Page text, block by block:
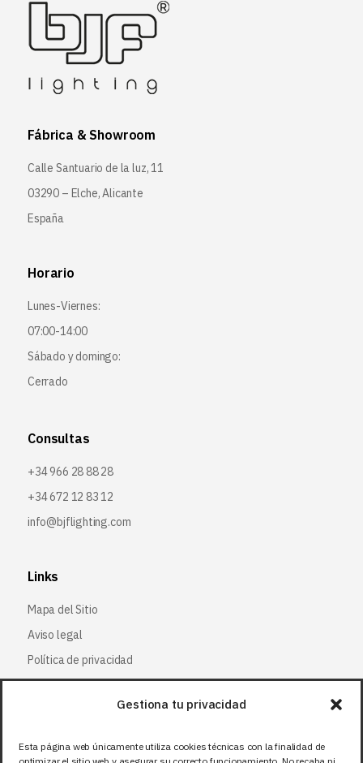
Gestiona tu privacidad
Esta página web únicamente utiliza cookies técnicas con la finalidad de
Fábrica & Showroom
Calle Santuario de la luz, 11
03290 – Elche, Alicante
España
Horario
Lunes-Viernes:
07:00-14:00
Sábado y domingo:
Cerrado
Consultas
+34 966 28 88 28
+34 672 12 83 12
info@bjflighting.com
Links
Mapa del Sitio
Aviso legal
Política de privacidad
Política de cookies
Síguenos